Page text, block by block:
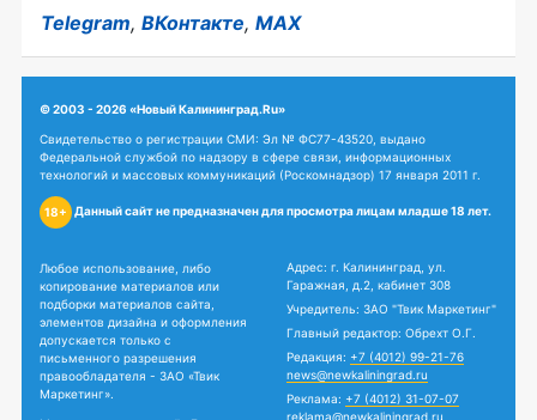
Telegram, ВКонтакте, MAX
© 2003 - 2026 «Новый Калининград.Ru»
Свидетельство о регистрации СМИ: Эл № ФС77-43520, выдано
Федеральной службой по надзору в сфере связи, информационных
технологий и массовых коммуникаций (Роскомнадзор) 17 января 2011 г.
18+ Данный сайт не предназначен для просмотра лицам младше 18 лет.
Любое использование, либо
копирование материалов или
подборки материалов сайта,
элементов дизайна и оформления
допускается только с
письменного разрешения
правообладателя - ЗАО «Твик
Маркетинг».
Адрес: г. Калининград, ул.
Гаражная, д.2, кабинет 308
Учредитель: ЗАО "Твик Маркетинг"
Главный редактор: Обрехт О.Г.
Редакция: +7 (4012) 99-21-76
news@newkaliningrad.ru
Реклама: +7 (4012) 31-07-07
reklama@newkaliningrad.ru